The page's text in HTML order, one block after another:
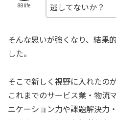
88life
逃してないか？
そんな思いが強くなり、結果
した。
そこで新しく視野に入れたの
これまでのサービス業・物流
ニケーション力や課題解決力